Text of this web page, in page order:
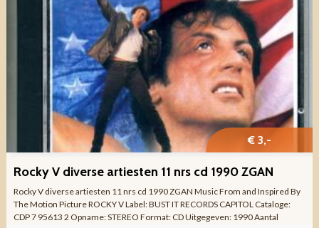
€ 3,-
Rocky V diverse artiesten 11 nrs cd 1990 ZGAN
Rocky V diverse artiesten 11 nrs cd 1990 ZGAN Music From and Inspired By
The Motion Picture ROCKY V Label: BUST IT RECORDS CAPITOL Cataloge:
CDP 7 95613 2 Opname: STEREO Format: CD Uitgegeven: 1990 Aantal